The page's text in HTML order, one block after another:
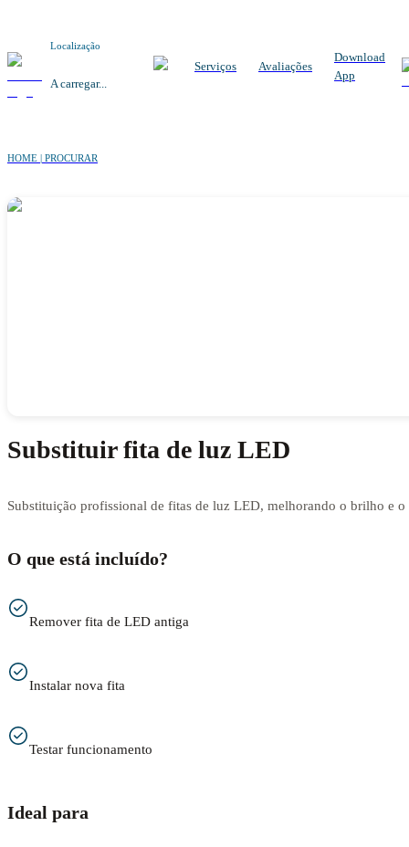
Localização
A carregar...
Serviços Avaliações
Download
App
HOME | PROCURAR
Substituir fita de luz LED
Substituição profissional de fitas de luz LED, melhorando o brilho e o
O que está incluído?
Remover fita de LED antiga
Instalar nova fita
Testar funcionamento
Ideal para